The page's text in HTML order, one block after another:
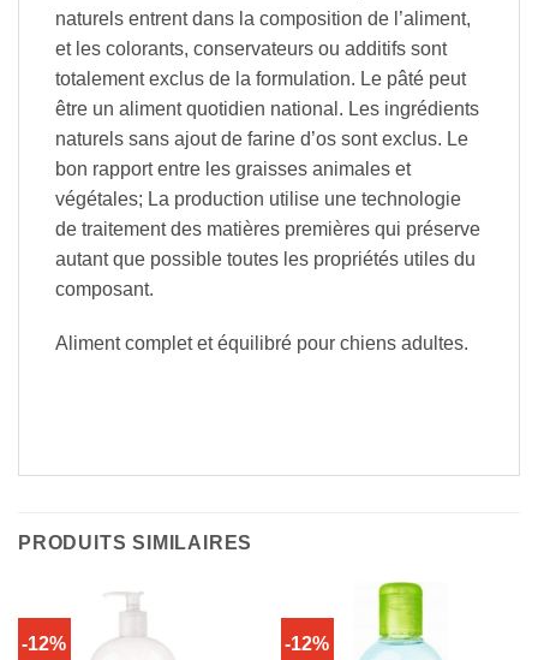
naturels entrent dans la composition de l’aliment,
et les colorants, conservateurs ou additifs sont
totalement exclus de la formulation. Le pâté peut
être un aliment quotidien national. Les ingrédients
naturels sans ajout de farine d’os sont exclus. Le
bon rapport entre les graisses animales et
végétales; La production utilise une technologie
de traitement des matières premières qui préserve
autant que possible toutes les propriétés utiles du
composant.
Aliment complet et équilibré pour chiens adultes.
PRODUITS SIMILAIRES
-12% -12%